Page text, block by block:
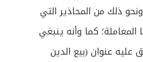
ذلك من المحاذير التي
كما وأنه ينبغي
عليه عنوان (بيع الدين
الحالات المشكلة
في ميراث الغرقى والمهدوم